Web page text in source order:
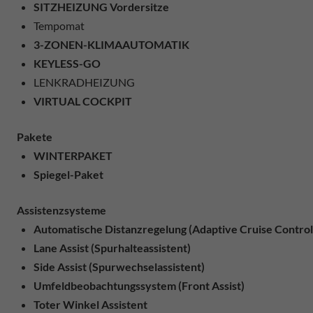
SITZHEIZUNG Vordersitze
Tempomat
3-ZONEN-KLIMAAUTOMATIK
KEYLESS-GO
LENKRADHEIZUNG
VIRTUAL COCKPIT
Pakete
WINTERPAKET
Spiegel-Paket
Assistenzsysteme
Automatische Distanzregelung (Adaptive Cruise
Lane Assist (Spurhalteassistent)
Side Assist (Spurwechselassistent)
Umfeldbeobachtungssystem (Front Assist)
Toter Winkel Assistent